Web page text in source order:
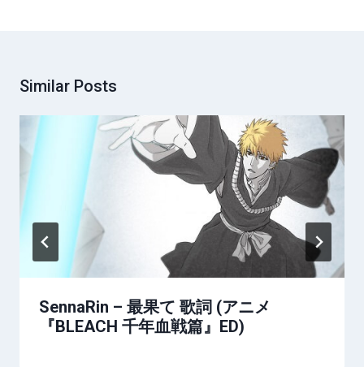
Similar Posts
SennaRin – 最果て 歌詞 (アニメ
『BLEACH 千年血戦篇』ED)